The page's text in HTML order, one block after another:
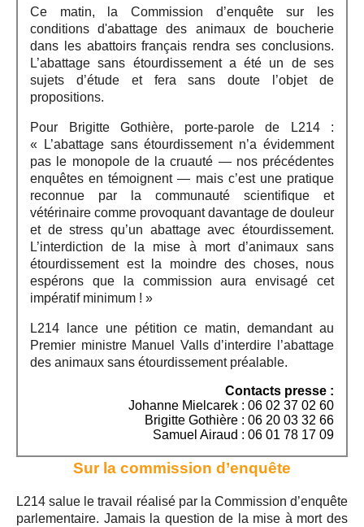
Ce matin, la Commission d’enquête sur les
conditions d'abattage des animaux de boucherie
dans les abattoirs français rendra ses conclusions.
L’abattage sans étourdissement a été un de ses
sujets d’étude et fera sans doute l’objet de
propositions.
Pour Brigitte Gothière, porte-parole de L214 :
« L’abattage sans étourdissement n’a évidemment
pas le monopole de la cruauté — nos précédentes
enquêtes en témoignent — mais c’est une pratique
reconnue par la communauté scientifique et
vétérinaire comme provoquant davantage de douleur
et de stress qu’un abattage avec étourdissement.
L’interdiction de la mise à mort d’animaux sans
étourdissement est la moindre des choses, nous
espérons que la commission aura envisagé cet
impératif minimum ! »
L214 lance une pétition ce matin, demandant au
Premier ministre Manuel Valls d’interdire l’abattage
des animaux sans étourdissement préalable.
Contacts presse :
Johanne Mielcarek : 06 02 37 02 60
Brigitte Gothière : 06 20 03 32 66
Samuel Airaud : 06 01 78 17 09
Sur la commission d’enquête
L214 salue le travail réalisé par la Commission d’enquête
parlementaire. Jamais la question de la mise à mort des